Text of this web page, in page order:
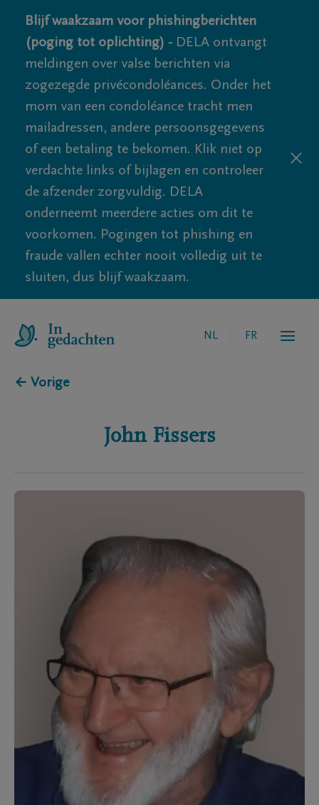
Blijf waakzaam voor phishingberichten
(poging tot oplichting) - DELA ontvangt
meldingen over valse berichten via
zogezegde privécondoléances. Onder het
mom van een condoléance tracht men
mailadressen, andere persoonsgegevens
of een betaling te bekomen. Klik niet op
verdachte links of bijlagen en controleer
de afzender zorgvuldig. DELA
onderneemt meerdere acties om dit te
voorkomen. Pogingen tot phishing en
fraude vallen echter nooit volledig uit te
sluiten, dus blijf waakzaam.
NL FR
← Vorige
John Fissers